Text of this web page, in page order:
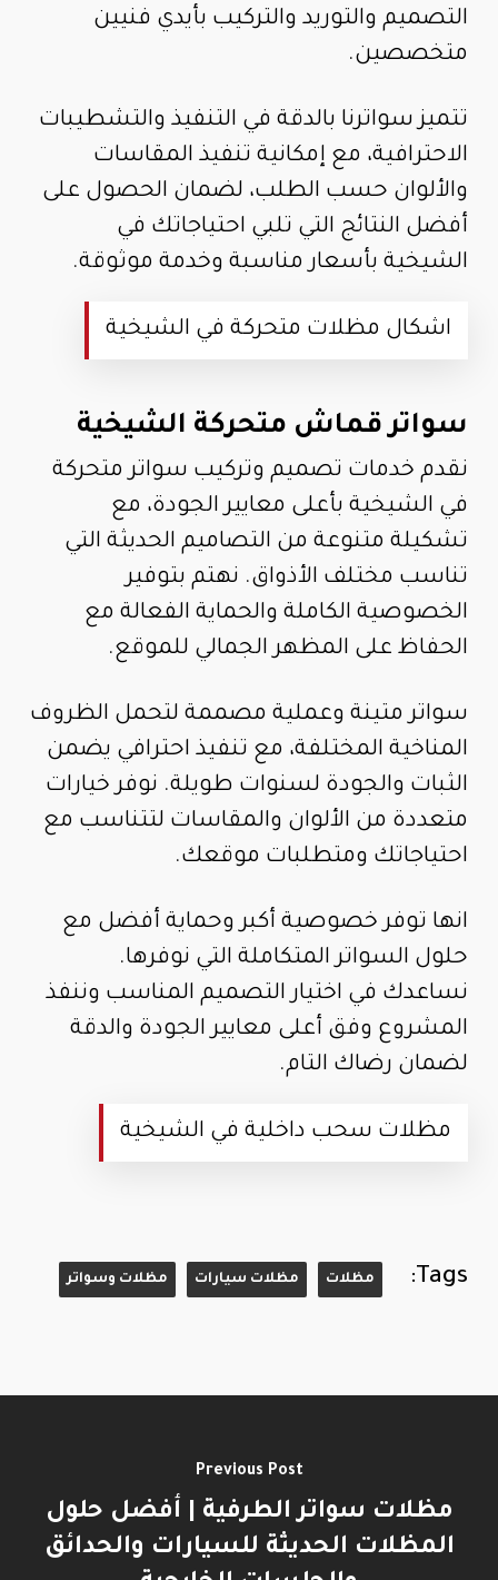
التصميم والتوريد والتركيب بأيدي فنيين
متخصصين.
تتميز سواترنا بالدقة في التنفيذ والتشطيبات
الاحترافية، مع إمكانية تنفيذ المقاسات
والألوان حسب الطلب، لضمان الحصول على
أفضل النتائج التي تلبي احتياجاتك في
الشيخية بأسعار مناسبة وخدمة موثوقة.
اشكال مظلات متحركة في الشيخية
سواتر قماش متحركة الشيخية
نقدم خدمات تصميم وتركيب سواتر متحركة
في الشيخية بأعلى معايير الجودة، مع
تشكيلة متنوعة من التصاميم الحديثة التي
تناسب مختلف الأذواق. نهتم بتوفير
الخصوصية الكاملة والحماية الفعالة مع
الحفاظ على المظهر الجمالي للموقع.
سواتر متينة وعملية مصممة لتحمل الظروف
المناخية المختلفة، مع تنفيذ احترافي يضمن
الثبات والجودة لسنوات طويلة. نوفر خيارات
متعددة من الألوان والمقاسات لتتناسب مع
احتياجاتك ومتطلبات موقعك.
انها توفر خصوصية أكبر وحماية أفضل مع
حلول السواتر المتكاملة التي نوفرها.
نساعدك في اختيار التصميم المناسب وننفذ
المشروع وفق أعلى معايير الجودة والدقة
لضمان رضاك التام.
مظلات سحب داخلية في الشيخية
Tags: مظلات مظلات سيارات مظلات وسواتر
Previous Post
مظلات سواتر الطرفية | أفضل حلول
المظلات الحديثة للسيارات والحدائق